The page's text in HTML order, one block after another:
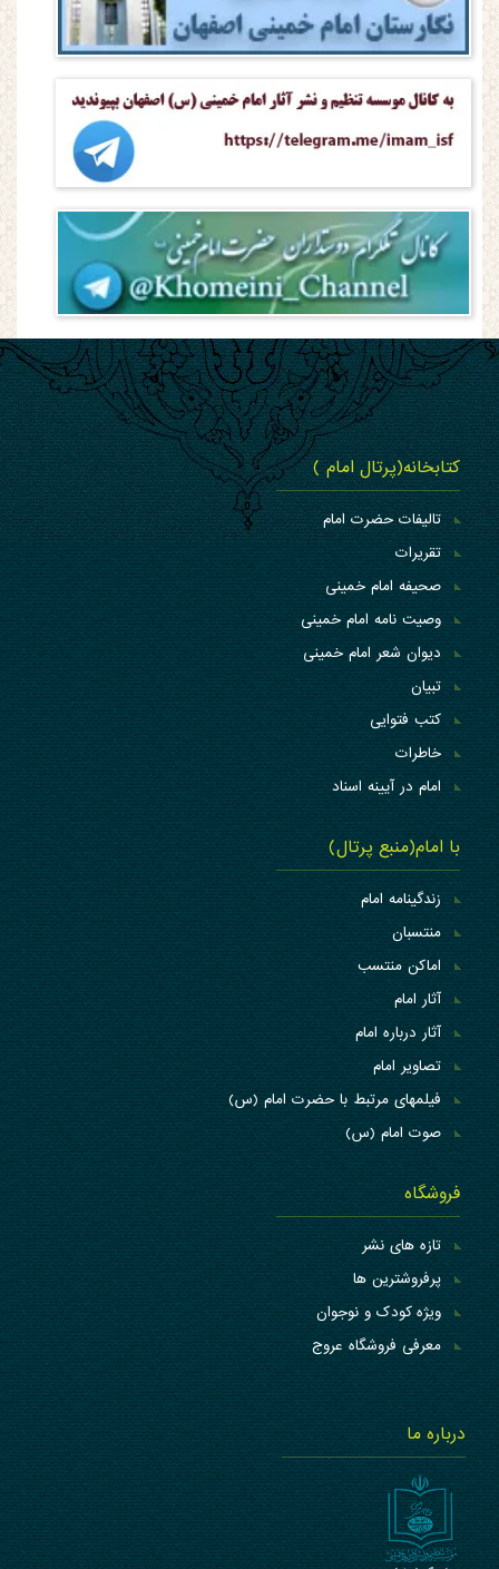
کتابخانه(پرتال امام )
تالیفات حضرت امام
تقریرات
صحیفه امام خمینی
وصیت نامه امام خمینی
دیوان شعر امام خمینی
تبیان
کتب فتوایی
خاطرات
امام در آیینه اسناد
با امام(منبع پرتال)
زندگینامه امام
منتسبان
اماکن منتسب
آثار امام
آثار درباره امام
تصاویر امام
فیلمهای مرتبط با حضرت امام (س)
صوت امام (س)
فروشگاه
تازه های نشر
پرفروشترین ها
ویژه کودک و نوجوان
معرفی فروشگاه عروج
درباره ما